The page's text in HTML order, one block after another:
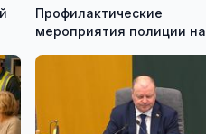
Профилактические
мероприятия полиции на